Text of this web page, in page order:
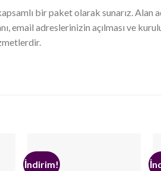
bir paket olarak sunarız. Alan
email adreslerinizin açılması ve
İndirim!